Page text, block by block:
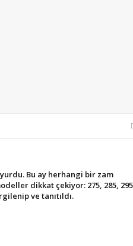
Bu ay herhangi bir zam
dikkat çekiyor: 275, 285,
ve tanıtıldı.